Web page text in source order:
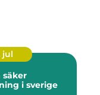
jul
säker
i sverige